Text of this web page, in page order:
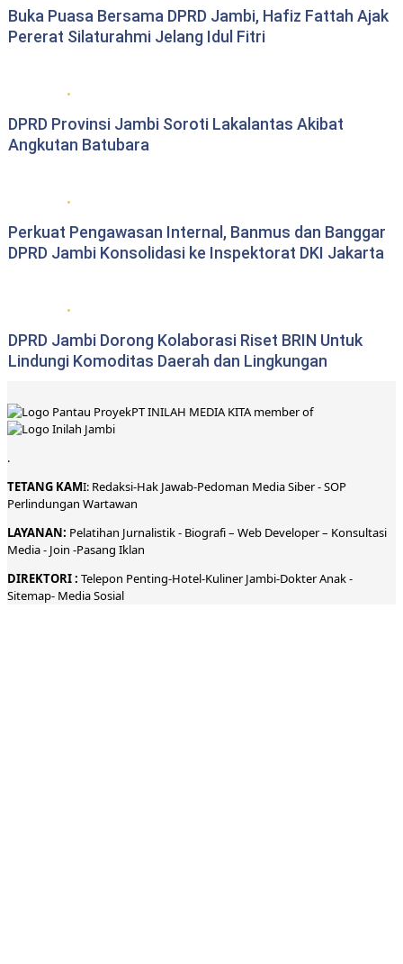
Buka Puasa Bersama DPRD Jambi, Hafiz Fattah Ajak
Pererat Silaturahmi Jelang Idul Fitri
DPRD Provinsi Jambi Soroti Lakalantas Akibat
Angkutan Batubara
Perkuat Pengawasan Internal, Banmus dan Banggar
DPRD Jambi Konsolidasi ke Inspektorat DKI Jakarta
DPRD Jambi Dorong Kolaborasi Riset BRIN Untuk
Lindungi Komoditas Daerah dan Lingkungan
PT INILAH MEDIA KITA member of
.
TETANG KAMI: Redaksi-Hak Jawab-Pedoman Media Siber-SOP
Perlindungan Wartawan
LAYANAN: Pelatihan Jurnalistik - Biografi– Web Developer– Konsultasi
Media- Join -Pasang Iklan
DIREKTORI: Telepon Penting-Hotel-KulinerJambi-DokterAnak -
Sitemap- Media Sosial